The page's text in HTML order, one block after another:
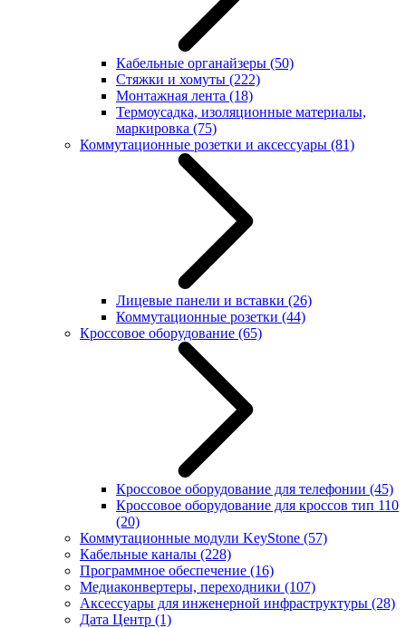
Кабельные органайзеры (50)
Стяжки и хомуты (222)
Монтажная лента (18)
Термоусадка, изоляционные материалы,
маркировка (75)
Коммутационные розетки и аксессуары (81)
Лицевые панели и вставки (26)
Коммутационные розетки (44)
Кроссовое оборудование (65)
Кроссовое оборудование для телефонии (45)
Кроссовое оборудование для кроссов тип 110
(20)
Коммутационные модули KeyStone (57)
Кабельные каналы (228)
Программное обеспечение (16)
Медиаконвертеры, переходники (107)
Аксессуары для инженерной инфраструктуры (28)
Дата Центр (1)